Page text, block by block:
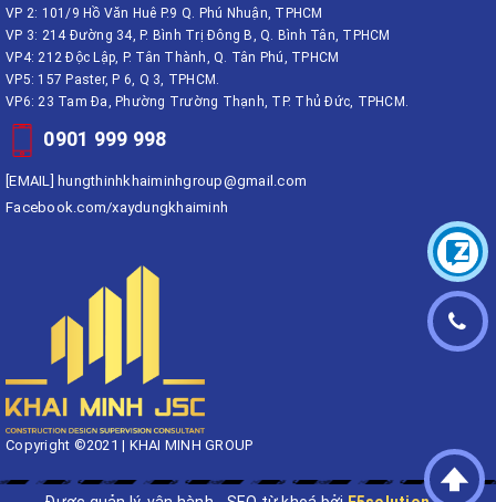
VP 2: 101/9 Hồ Văn Huê P.9 Q. Phú Nhuận, TPHCM
VP 3: 214 Đường 34, P. Bình Trị Đông B, Q. Bình Tân, TPHCM
VP4: 212 Độc Lập, P. Tân Thành, Q. Tân Phú, TPHCM
VP5: 157 Paster, P 6, Q 3, TPHCM.
VP6: 23 Tam Đa, Phường Trường Thạnh, TP. Thủ Đức, TPHCM.
0901 999 998
[EMAIL]
hungthinhkhaiminhgroup@gmail.com
Facebook.com/xaydungkhaiminh
Copyright ©2021 | KHAI MINH GROUP